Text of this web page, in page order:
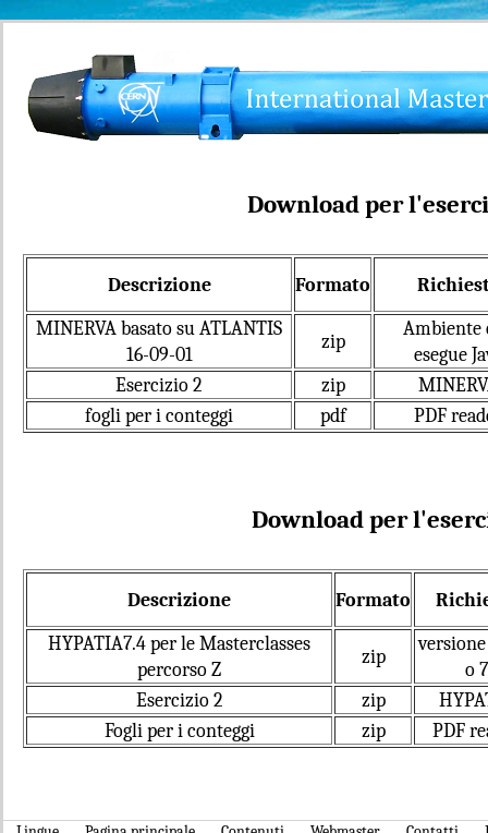
Download per
Descrizione Formato
MINERVA basato su ATLANTIS
16-09-01
zip
Ambiente
esegue
Esercizio 2
zip
fogli per i conteggi
pdf PDF
Download per
Descrizione Formato
HYPATIA7.4 per le Masterclasses
percorso Z
zip
versione
o 7
Esercizio 2
zip
Fogli per i conteggi
zip PDF